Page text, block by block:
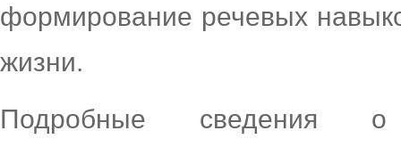
формирование речевых
жизни.
Подробные сведения о